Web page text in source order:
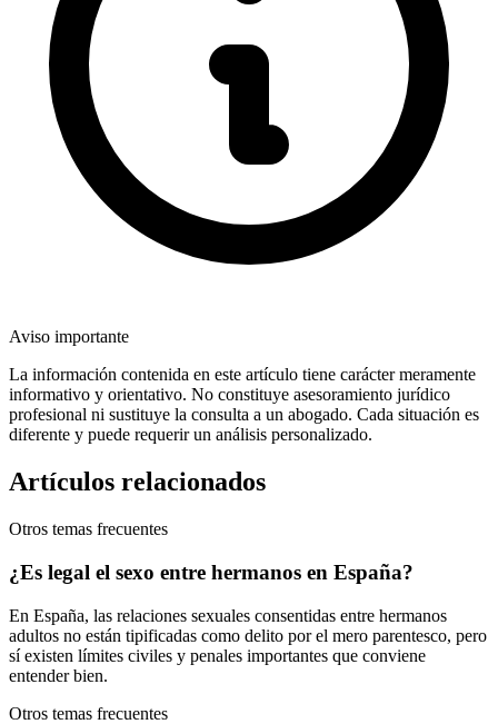
Aviso importante
La información contenida en este artículo tiene carácter meramente
informativo y orientativo. No constituye asesoramiento jurídico
profesional ni sustituye la consulta a un abogado. Cada situación es
diferente y puede requerir un análisis personalizado.
Artículos relacionados
Otros temas frecuentes
¿Es legal el sexo entre hermanos en España?
En España, las relaciones sexuales consentidas entre hermanos
adultos no están tipificadas como delito por el mero parentesco, pero
sí existen límites civiles y penales importantes que conviene
entender bien.
Otros temas frecuentes